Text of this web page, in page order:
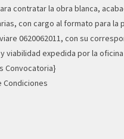
contratar la obra blanca,
con cargo al formato para la
0620062011, con su
viabilidad expedida por la
Convocatoria}
Condiciones